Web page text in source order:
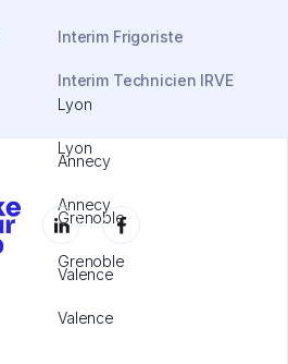
Interim Frigoriste
Lyon
Annecy
Grenoble
Valence
Interim Technicien IRVE
Lyon
Annecy
Grenoble
Valence